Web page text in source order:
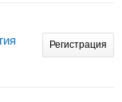
Регистрация